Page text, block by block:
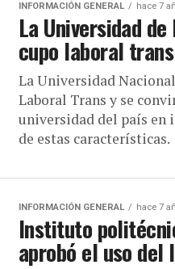
INFORMACIÓN GENERAL hace 7
La Universidad
cupo laboral trans
La Universidad
Laboral Trans y se
universidad del país en
de estas características.
INFORMACIÓN GENERAL hace 7
Instituto
aprobó el uso del